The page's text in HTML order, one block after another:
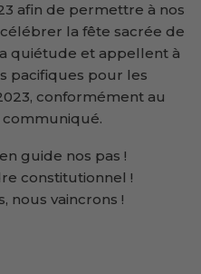
afin de permettre à nos
la fête sacrée de
quiétude et appellent à
pacifiques pour les
conformément au
guide nos pas !
constitutionnel !
nous vaincrons !